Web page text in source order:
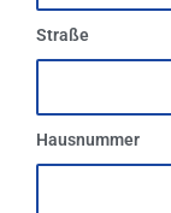
Straße
Hausnummer